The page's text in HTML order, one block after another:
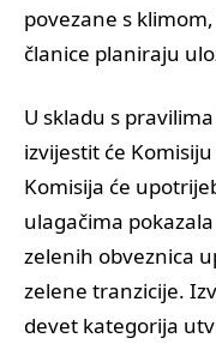
povezane s
članice planiraju
U skladu s
izvijestit će
Komisija će
ulagačima
zelenih obveznica
zelene tranzicije.
devet kategorija